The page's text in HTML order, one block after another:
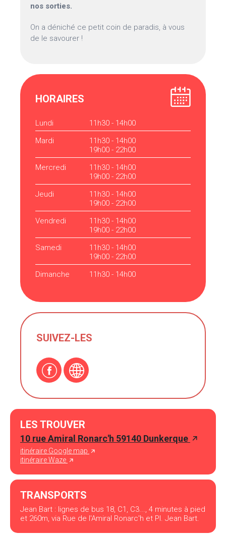
nos sorties.
On a déniché ce petit coin de paradis, à vous
de le savourer !
HORAIRES
Lundi
11h30 - 14h00
Mardi
11h30 - 14h00
19h00 - 22h00
Mercredi
11h30 - 14h00
19h00 - 22h00
Jeudi
11h30 - 14h00
19h00 - 22h00
Vendredi
11h30 - 14h00
19h00 - 22h00
Samedi
11h30 - 14h00
19h00 - 22h00
Dimanche
11h30 - 14h00
SUIVEZ-LES
LES TROUVER
10 rue Amiral Ronarc'h 59140 Dunkerque
itinéraire Google map
itinéraire Waze
TRANSPORTS
Jean Bart : lignes de bus 18, C1, C3..., 4 minutes à pied
et 260m, via Rue de l'Amiral Ronarc'h et Pl. Jean Bart.